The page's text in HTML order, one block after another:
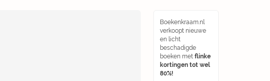
Boekenkraam.nl
verkoopt nieuwe
en licht
beschadigde
boeken met flinke
kortingen tot wel
80%!